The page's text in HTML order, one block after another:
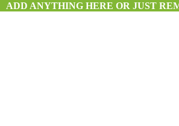
ADD ANYTHING HERE OR JUST